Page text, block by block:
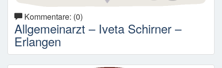
Kommentare: (0)
Allgemeinarzt – Iveta Schirner –
Erlangen